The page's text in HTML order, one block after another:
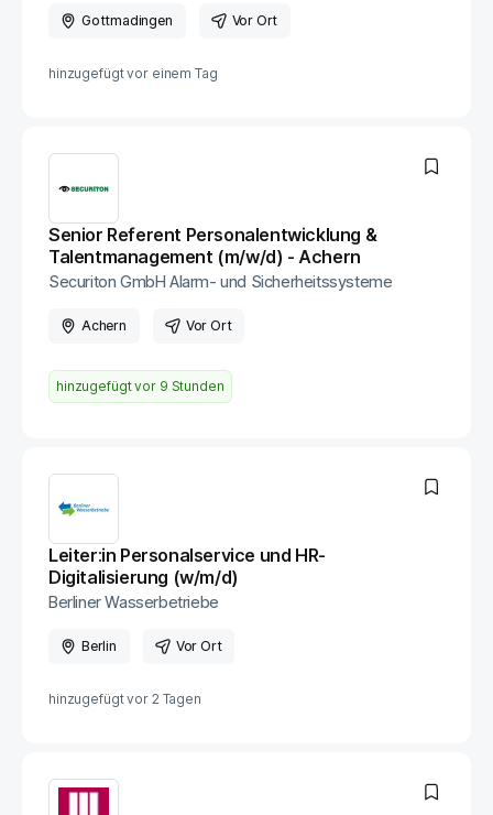
Gottmadingen Vor Ort
hinzugefügt vor einem Tag
Senior Referent Personalentwicklung &
Talentmanagement (m/w/d) - Achern
Securiton GmbH Alarm- und Sicherheitssysteme
Achern Vor Ort
hinzugefügt vor 9 Stunden
Leiter:in Personalservice und HR-
Digitalisierung (w/m/d)
Berliner Wasserbetriebe
Berlin Vor Ort
hinzugefügt vor 2 Tagen